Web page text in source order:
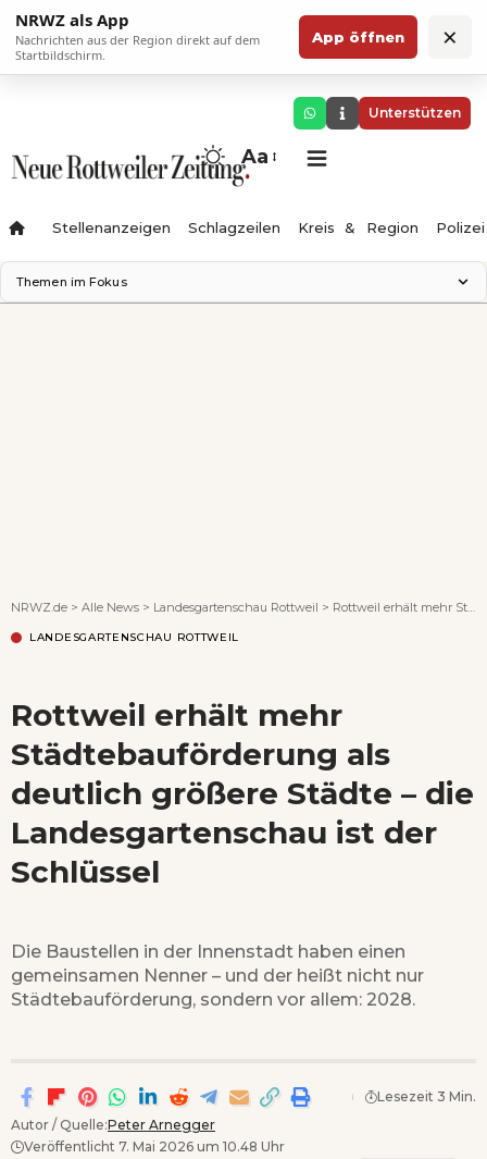
NRWZ als App
Nachrichten aus der Region direkt auf dem
Startbildschirm.
App öffnen ×
Unterstützen
Aa
Stellenanzeigen Schlagzeilen Kreis & Region Polizei
Themen im Fokus
NRWZ.de > Alle News > Landesgartenschau Rottweil > Rottweil erhält mehr Städtebauförderung als deutlich größere Städte – die Landesgartenschau ist der Schlüssel
LANDESGARTENSCHAU ROTTWEIL
Rottweil erhält mehr
Städtebauförderung als
deutlich größere Städte – die
Landesgartenschau ist der
Schlüssel
Die Baustellen in der Innenstadt haben einen
gemeinsamen Nenner – und der heißt nicht nur
Städtebauförderung, sondern vor allem: 2028.
Autor / Quelle:Peter Arnegger
Veröffentlicht 7. Mai 2026 um 10.48 Uhr
Lesezeit 3 Min.